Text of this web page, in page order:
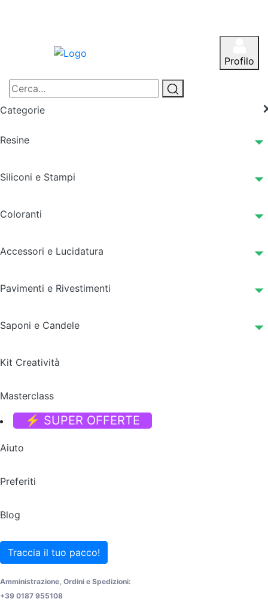
Profilo
Categorie
Resine
Siliconi e Stampi
Coloranti
Accessori e Lucidatura
Pavimenti e Rivestimenti
Saponi e Candele
Kit Creatività
Masterclass
⚡ SUPER OFFERTE
Aiuto
Preferiti
Blog
Traccia il tuo pacco!
Amministrazione, Ordini e Spedizioni:
+39 0187 955108